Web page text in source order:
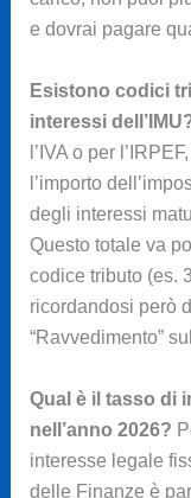
e dovrai pagare
Esistono codici
interessi
l’IVA o per
l’importo
degli interessi
Questo totale va
codice tributo (es.
ricordandosi però
“Ravvedimento”
Qual è il tasso di
nell’anno 2026?
interesse legale
delle Finanze è